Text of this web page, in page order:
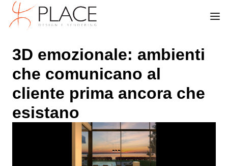
3D emozionale: ambienti
che comunicano al
cliente prima ancora che
esistano